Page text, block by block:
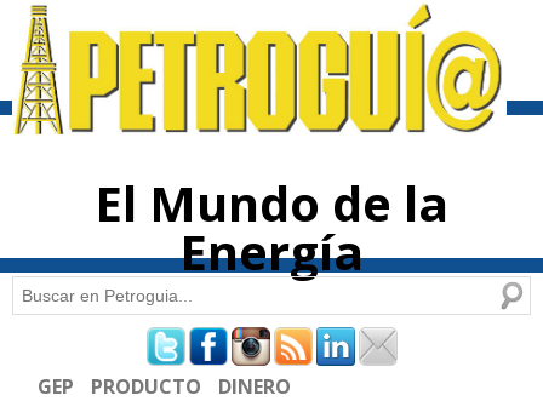
contenido
El Mundo de la
Energía
Formulario de búsqueda
Buscar
GEP PRODUCTO DINERO